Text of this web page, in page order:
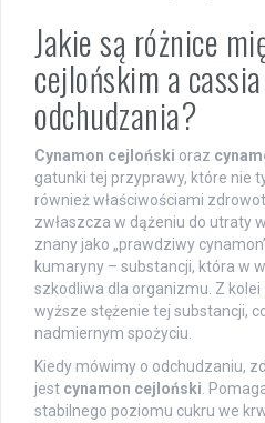
Jakie są różnice
cejlońskim a
odchudzania?
Cynamon cejloński oraz
gatunki tej przyprawy, które nie
również właściwościami
zwłaszcza w dążeniu do utraty
znany jako „prawdziwy
kumaryny – substancji, która w
szkodliwa dla organizmu. Z kolei
wyższe stężenie tej substancji,
nadmiernym spożyciu.
Kiedy mówimy o odchudzaniu,
jest cynamon cejloński .
stabilnego poziomu cukru we